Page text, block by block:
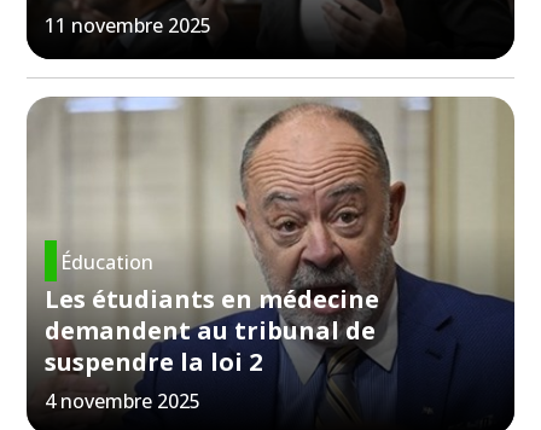
11 novembre 2025
Éducation
Les étudiants en médecine
demandent au tribunal de
suspendre la loi 2
4 novembre 2025